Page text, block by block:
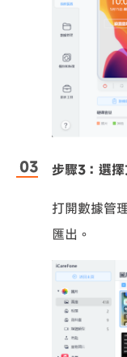
步驟3：選
打開數據管
匯出。